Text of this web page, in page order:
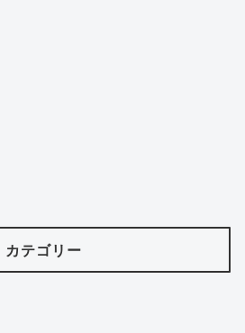
カテゴリー